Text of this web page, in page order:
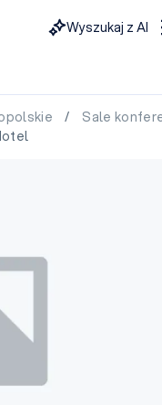
Wyszukaj z AI
/ Sale